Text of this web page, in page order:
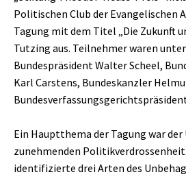
Politischen Club der Evangelischen
Tagung mit dem Titel „Die Zukunft
Tutzing aus. Teilnehmer waren
Bundespräsident Walter Scheel,
Karl Carstens, Bundeskanzler
Ein Hauptthema der Tagung war
zunehmenden
identifizierte drei Arten des